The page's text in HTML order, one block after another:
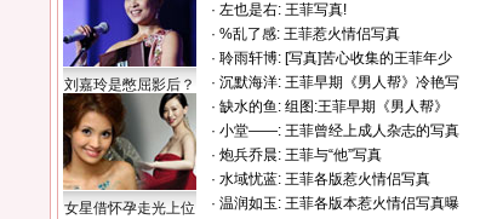
刘嘉玲是憋屈影后？
女星借怀孕走光上位
· 左也是右: 王菲写真!
· %乱了感: 王菲惹火情侣写真
· 聆雨轩博: [写真]苦心收集的王菲年少
· 沉默海洋: 王菲早期《男人帮》冷艳写
· 缺水的鱼: 组图:王菲早期《男人帮》
· 小堂——: 王菲曾经上成人杂志的写真
· 炮兵乔晨: 王菲与“他”写真
· 水域忧蓝: 王菲各版惹火情侣写真
· 温润如玉: 王菲各版本惹火情侣写真曝